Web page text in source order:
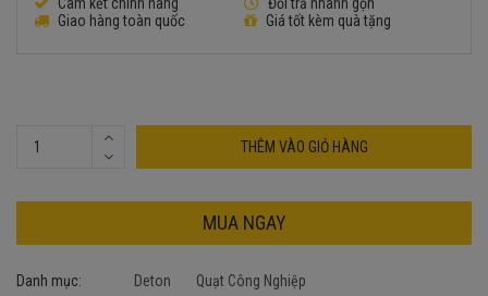
Giao hàng toàn quốc
Giá tốt kèm quà tặng
THÊM VÀO GIỎ HÀNG
MUA NGAY
Danh mục: Deton
Quạt Công Nghiệp